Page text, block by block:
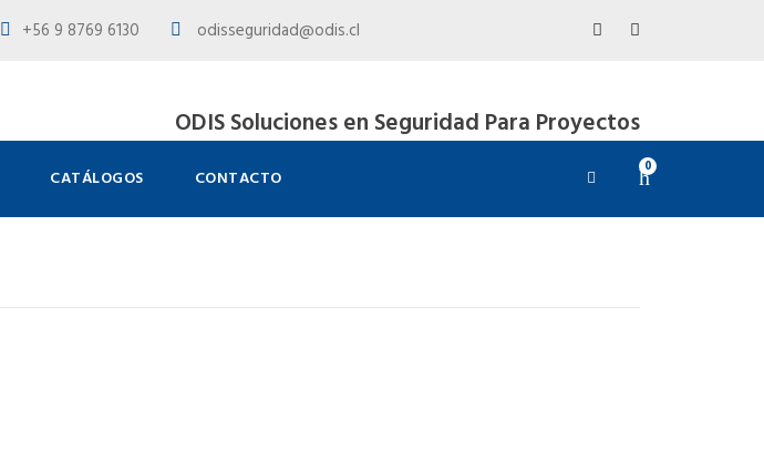
+56 9 8769 6130 odisseguridad@odis.cl
ODIS Soluciones en Seguridad Para Proyectos
CATÁLOGOS CONTACTO 0